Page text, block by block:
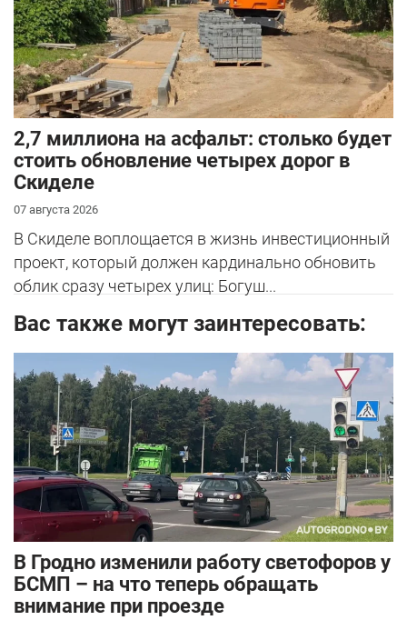
2,7 миллиона на асфальт: столько будет
стоить обновление четырех дорог в
Скиделе
07 августа 2026
В Скиделе воплощается в жизнь инвестиционный
проект, который должен кардинально обновить
облик сразу четырех улиц: Богуш...
Вас также могут заинтересовать:
В Гродно изменили работу светофоров у
БСМП – на что теперь обращать
внимание при проезде